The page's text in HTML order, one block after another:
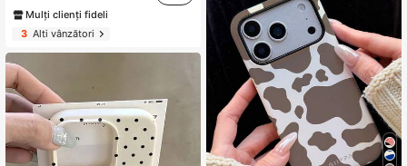
Mulți clienți fideli
3Alți vânzători